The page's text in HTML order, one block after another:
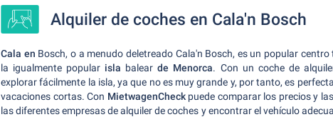
Alquiler de coches en Cala'n Bosch
Cala en Bosch, o a menudo deletreado Cala'n Bosch, es un popular centro
la igualmente popular isla balearde Menorca. Con un coche de
explorar fácilmente la isla, ya que no es muy grande y, por tanto, es
vacaciones cortas. Con MietwagenCheck puede comparar los precios y
las diferentes empresas de alquiler de coches y encontrar el vehículo